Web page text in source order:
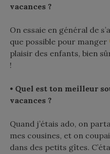
vacances ?
On essaie en général de
que possible pour manger
plaisir des enfants, bien
!
• Quel est ton meilleur
vacances ?
Quand j’étais ado, on
mes cousines, et on
dans des petits gîtes.